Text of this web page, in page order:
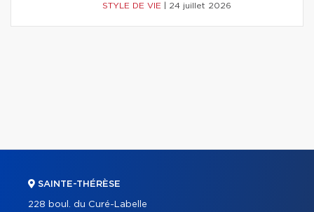
STYLE DE VIE 24 juillet 2026
SAINTE-THÉRÈSE
228 boul. du Curé-Labelle